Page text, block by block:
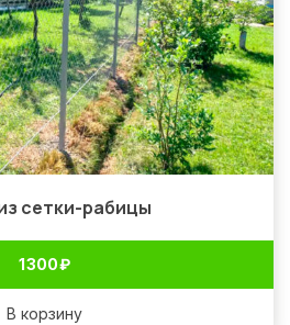
сетки-рабицы
1 300₽
В корзину